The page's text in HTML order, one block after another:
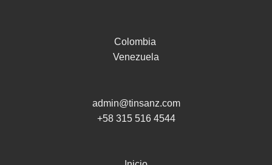
Colombia
Venezuela
admin@tinsanz.com
+58 315 516 4544